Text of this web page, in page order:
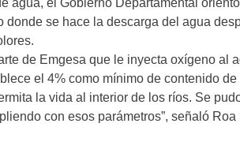
agua, el Gobierno Departamental
donde se hace la descarga del agua
de Emgesa que le inyecta oxígeno al
el 4% como mínimo de contenido
la vida al interior de los ríos. Se
con esos parámetros”, señaló Roa